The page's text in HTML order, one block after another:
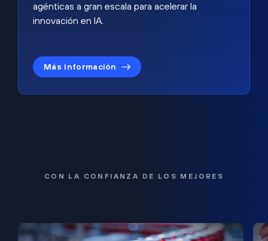
agénticas a gran escala para acelerar la
innovación en IA.
Más información
CON LA CONFIANZA DE LOS MEJORES